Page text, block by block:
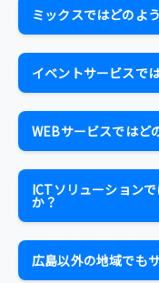
ミックスではどのよ
作、WEBサービス
事業を展開していま
オンライン配信まで
イベントサービスで
レート、機材レンタ
オンライン配信ま
トなど、あらゆるシ
WEBサービスではど
ステム開発、アプリ
作、デジタルサイネ
化や顧客体験の向上
がるプロダクトを設
ICTソリューション
か？
リューションを提供
ム、デジタルサイネ
広島以外の地域でも